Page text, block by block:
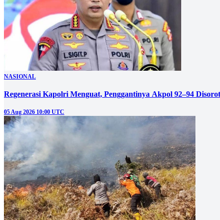
NASIONAL
Regenerasi Kapolri Menguat, Penggantinya Akpol 92–94 Disorot
05 Aug 2026 10:00 UTC